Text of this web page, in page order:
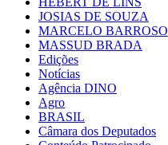
JOSIAS DE SOUZA
MARCELO BARROSO
MASSUD BRADA
Edições
Notícias
Agência DINO
Agro
BRASIL
Câmara dos Deputados